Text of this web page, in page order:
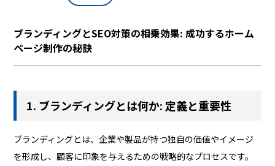
ブランディングとSEO対策の相乗効果: 成功するホーム
ページ制作の秘訣
1. ブランディングとは何か: 定義と重要性
ブランディングとは、企業や製品が持つ独自の価値やイメージ
を形成し、顧客に印象を与えるための戦略的なプロセスです。